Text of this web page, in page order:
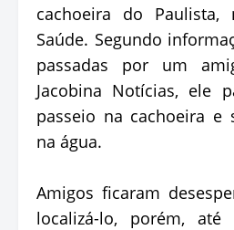
cachoeira do
Saúde. Segundo
passadas por um
Jacobina Notícias, ele
passeio na cachoeira e
na água.
Amigos ficaram
localizá-lo, porém,